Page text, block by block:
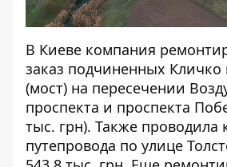
В Киеве компания
заказ подчиненных Кличко
(мост) на пересечении
проспекта и проспекта
тыс. грн). Также проводила
путепровода по улице